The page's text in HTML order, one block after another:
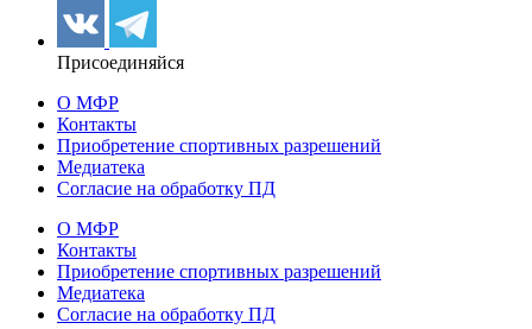
Присоединяйся
О МФР
Контакты
Приобретение спортивных разрешений
Медиатека
Согласие на обработку ПД
О МФР
Контакты
Приобретение спортивных разрешений
Медиатека
Согласие на обработку ПД